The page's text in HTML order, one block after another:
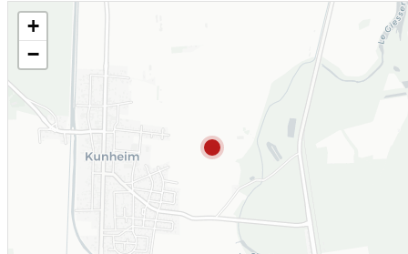
CARTE INTERACTIVE
+
−